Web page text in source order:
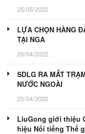
25/05/2022
LỰA CHỌN HÀNG
TẠI NGA
26/04/2022
SDLG RA MẮT
NƯỚC NGOÀI
25/04/2022
LiuGong giới thiệu
hiệu Nổi tiếng Thế